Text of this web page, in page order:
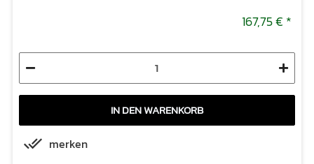
167,75 € *
IN DEN WARENKORB
merken